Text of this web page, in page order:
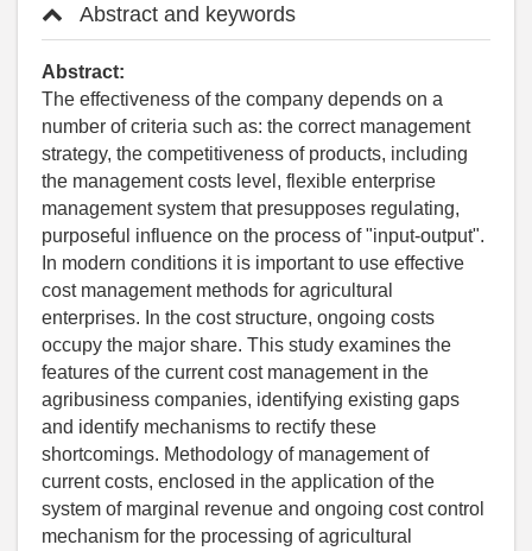
Abstract and keywords
Abstract:
The effectiveness of the company depends on a
number of criteria such as: the correct management
strategy, the competitiveness of products, including
the management costs level, flexible enterprise
management system that presupposes regulating,
purposeful influence on the process of "input-output".
In modern conditions it is important to use effective
cost management methods for agricultural
enterprises. In the cost structure, ongoing costs
occupy the major share. This study examines the
features of the current cost management in the
agribusiness companies, identifying existing gaps
and identify mechanisms to rectify these
shortcomings. Methodology of management of
current costs, enclosed in the application of the
system of marginal revenue and ongoing cost control
mechanism for the processing of agricultural